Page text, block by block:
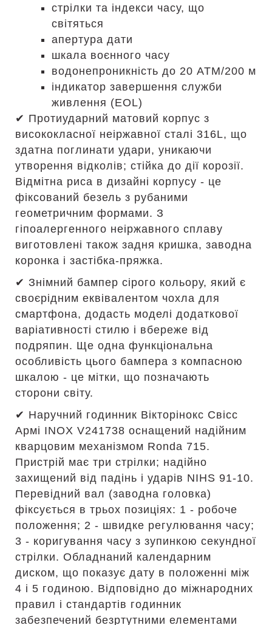
стрілки та індекси часу, що
світяться
апертура дати
шкала воєнного часу
водонепроникність до 20 АТМ/200 м
індикатор завершення служби
живлення (EOL)
✔ Протиударний матовий корпус з
висококласної неіржавної сталі 316L, що
здатна поглинати удари, уникаючи
утворення відколів; стійка до дії корозії.
Відмітна риса в дизайні корпусу - це
фіксований безель з рубаними
геометричним формами. З
гіпоалергенного неіржавного сплаву
виготовлені також задня кришка, заводна
коронка і застібка-пряжка.
✔ Знімний бампер сірого кольору, який є
своєрідним еквівалентом чохла для
смартфона, додасть моделі додаткової
варіативності стилю і вбереже від
подряпин. Ще одна функціональна
особливість цього бампера з компасною
шкалою - це мітки, що позначають
сторони світу.
✔ Наручний годинник Вікторінокс Свісс
Армі INOX V241738 оснащений надійним
кварцовим механізмом Ronda 715.
Пристрій має три стрілки; надійно
захищений від падінь і ударів NIHS 91-10.
Перевідний вал (заводна головка)
фіксується в трьох позиціях: 1 - робоче
положення; 2 - швидке регулювання часу;
3 - коригування часу з зупинкою секундної
стрілки. Обладнаний календарним
диском, що показує дату в положенні між
4 і 5 годиною. Відповідно до міжнародних
правил і стандартів годинник
забезпечений безртутними елементами